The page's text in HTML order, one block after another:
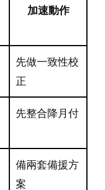
加速動作
先做一致性校
正
先整合降月付
備兩套備援方
案